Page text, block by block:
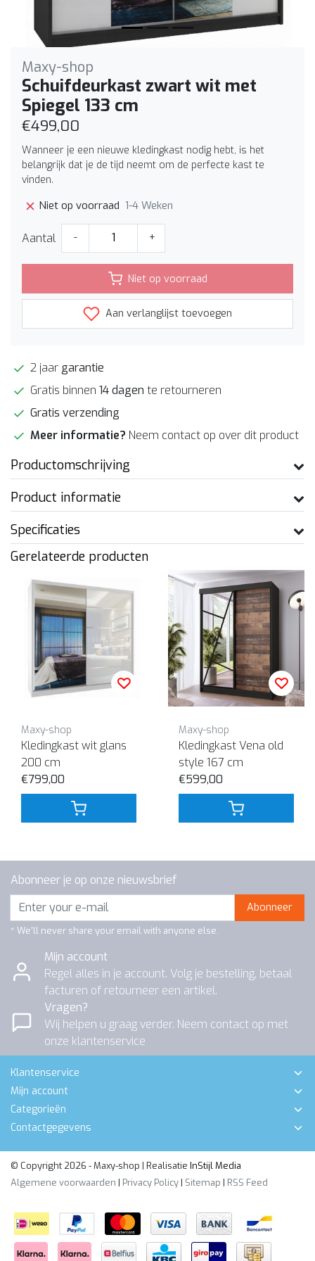
Maxy-shop
Schuifdeurkast zwart wit met
Spiegel 133 cm
€499,00
Wanneer je een nieuwe kledingkast nodig hebt, is het
belangrijk dat je de tijd neemt om de perfecte kast te
vinden.
Niet op voorraad 1-4 Weken
Aantal - +
Niet op voorraad
Aan verlanglijst toevoegen
2 jaar garantie
Gratis binnen 14 dagen te retourneren
Gratis verzending
Meer informatie? Neem contact op over dit product
Productomschrijving
Product informatie
Specificaties
Gerelateerde producten
Maxy-shop
Kledingkast wit glans
200 cm
€799,00
Maxy-shop
Kledingkast Vena old
style 167 cm
€599,00
Abonneer je op onze nieuwsbrief
Abonneer
* We'll never share your email with anyone else.
Mijn account
Regel alles in je account. Volg je bestelling, betaal
facturen of retourneer een artikel.
Vragen?
Wij helpen u graag verder. Neem contact op met
onze klantenservice
Klantenservice
Mijn account
Categorieën
Contactgegevens
© Copyright 2026 - Maxy-shop | Realisatie InStijl Media
Algemene voorwaarden | Privacy Policy | Sitemap | RSS Feed